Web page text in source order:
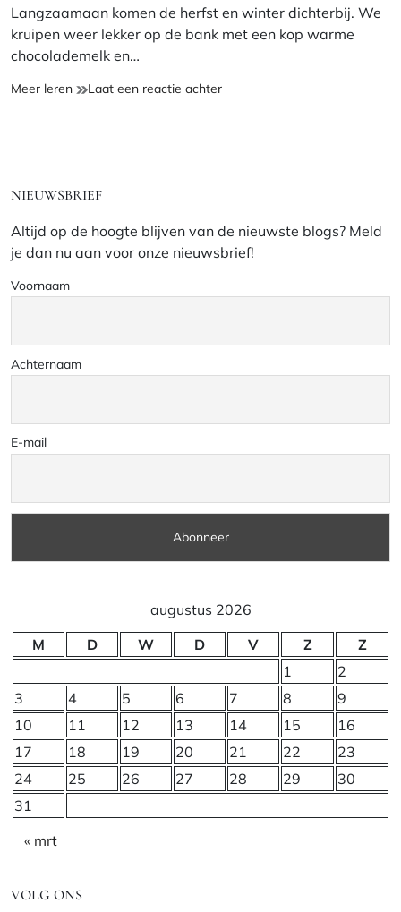
Langzaamaan komen de herfst en winter dichterbij. We
kruipen weer lekker op de bank met een kop warme
chocolademelk en…
Meer leren Haakpatroon
Laat een reactie achterop
NIEUWSBRIEF
Altijd op de hoogte blijven van de nieuwste blogs? Meld
je dan nu aan voor onze nieuwsbrief!
Voornaam
Achternaam
E-mail
augustus 2026
M
D W D V Z
Z
1
2
3
4 5 6 7 8
9
10
11 12 13 14 15
16
17
18 19 20 21 22
23
24
25 26 27 28 29
30
31
« mrt
VOLG ONS